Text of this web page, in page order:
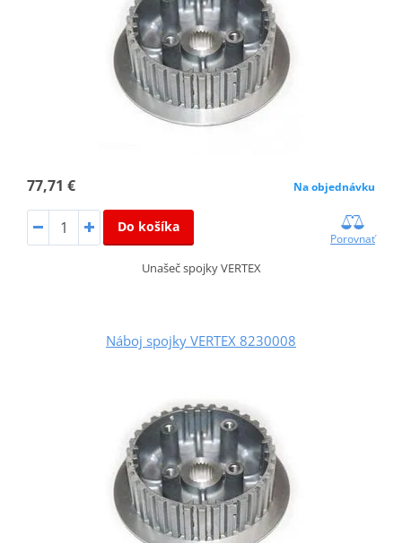
77,71 € Na objednávku
Do košíka
Porovnať
Unašeč spojky VERTEX
Náboj spojky VERTEX 8230008